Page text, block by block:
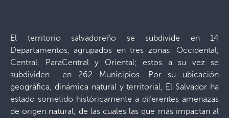
El territorio salvadoreño se subdivide en 14
Departamentos, agrupados en tres zonas: Occidental,
Central, ParaCentral y Oriental; estos a su vez se
subdividen en 262 Municipios. Por su ubicación
geográfica, dinámica natural y territorial, El Salvador ha
estado sometido históricamente a diferentes amenazas
de origen natural, de las cuales las que más impactan al